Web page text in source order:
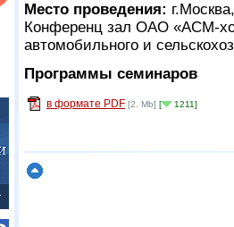
Место проведения:
Конференц зал ОАО «АСМ-
автомобильного и
Программы семинаров
в формате PDF [2. Mb] [ 1211]